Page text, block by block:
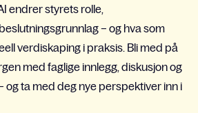
endrer styrets rolle,
– og hva som
verdiskaping i praksis. Bli med på
med faglige innlegg, diskusjon og
og ta med deg nye perspektiver inn i